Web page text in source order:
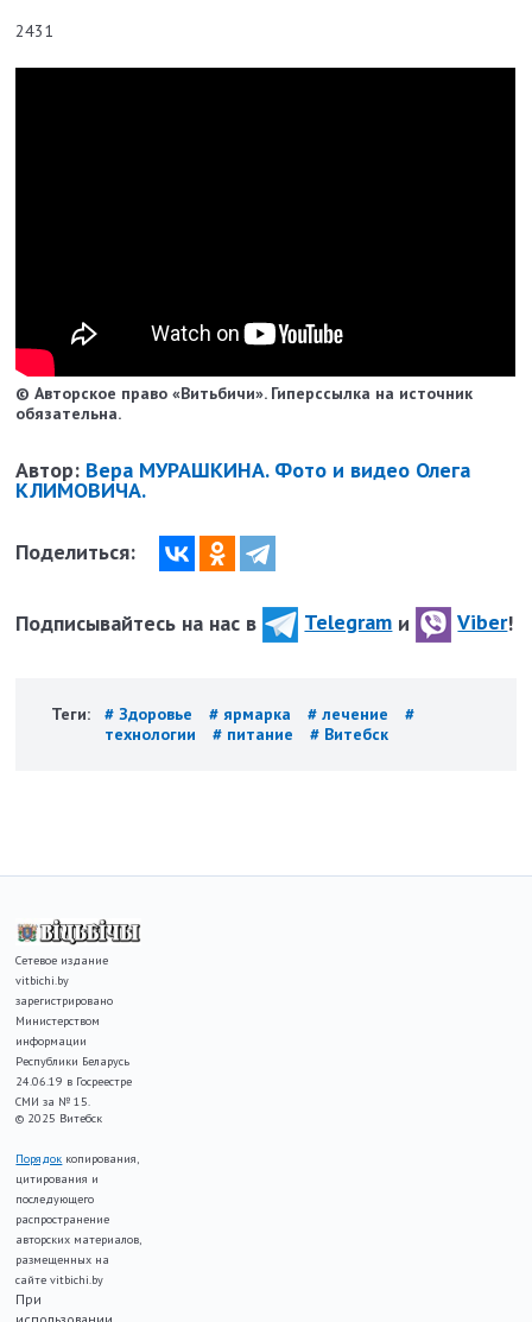
2431
© Авторское право «Витьбичи». Гиперссылка на источник
обязательна.
Автор: Вера МУРАШКИНА. Фото и видео Олега
КЛИМОВИЧА.
Поделиться:
Подписывайтесь на нас в Telegram и Viber!
Теги: # Здоровье # ярмарка # лечение
#
технологии
# питание # Витебск
Сетевое издание
vitbichi.by
зарегистрировано
Министерством
информации
Республики Беларусь
24.06.19 в Госреестре
СМИ за № 15.
© 2025 Витебск
Порядок копирования,
цитирования и
последующего
распространение
авторских материалов,
размещенных на
сайте vitbichi.by
При